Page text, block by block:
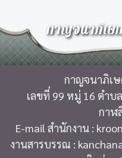
กาญจนาภิเษ
กาญจนาภิเ
เลขที่ 99 หมู่ 16 ตำบ
กาฬ
E-mail สำนักงาน :
งานสารบรรณ :